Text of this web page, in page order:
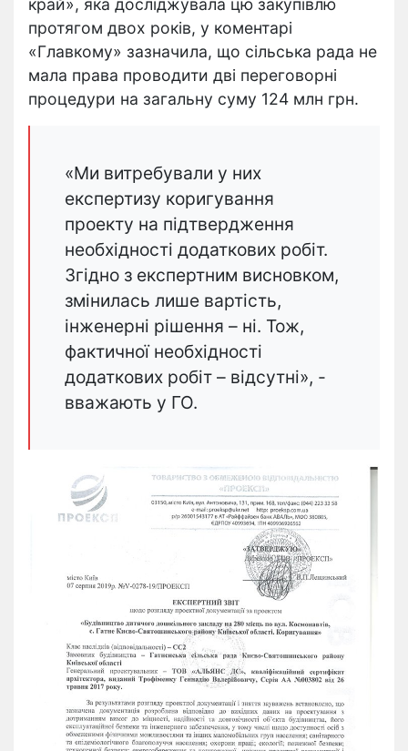
протягом двох років, у коментарі
«Главкому» зазначила, що сільська рада не
мала права проводити дві переговорні
процедури на загальну суму 124 млн грн.
«Ми витребували у них
експертизу коригування
проекту на підтвердження
необхідності додаткових робіт.
Згідно з експертним висновком,
змінилась лише вартість,
інженерні рішення – ні. Тож,
фактичної необхідності
додаткових робіт – відсутні», -
вважають у ГО.